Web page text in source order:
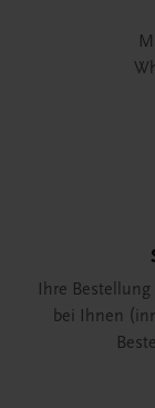
Ihre
bei Ihnen